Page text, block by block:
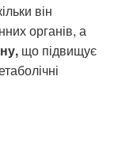
він
органів, а
що підвищує